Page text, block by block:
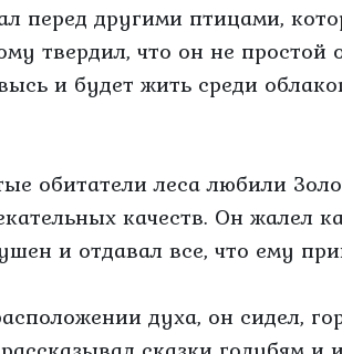
перед другими птицами,
твердил, что он не простой
и будет жить среди
обитатели леса любили
качеств. Он жалел
и отдавал все, что ему
духа, он сидел,